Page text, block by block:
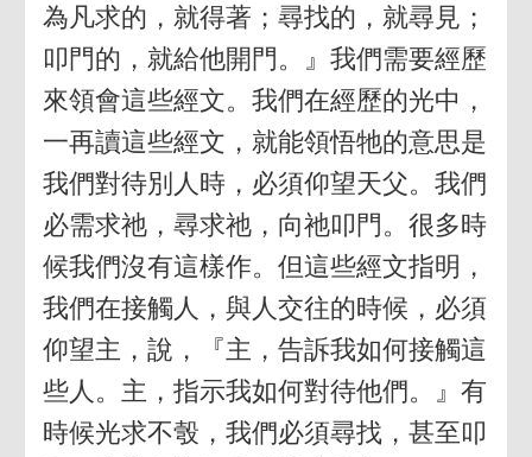
為凡求的，就得著；尋找的，就尋見；
叩門的，就給他開門。』我們需要經歷
來領會這些經文。我們在經歷的光中，
一再讀這些經文，就能領悟牠的意思是
我們對待別人時，必須仰望天父。我們
必需求祂，尋求祂，向祂叩門。很多時
候我們沒有這樣作。但這些經文指明，
我們在接觸人，與人交往的時候，必須
仰望主，說，『主，告訴我如何接觸這
些人。主，指示我如何對待他們。』有
時候光求不彀，我們必須尋找，甚至叩